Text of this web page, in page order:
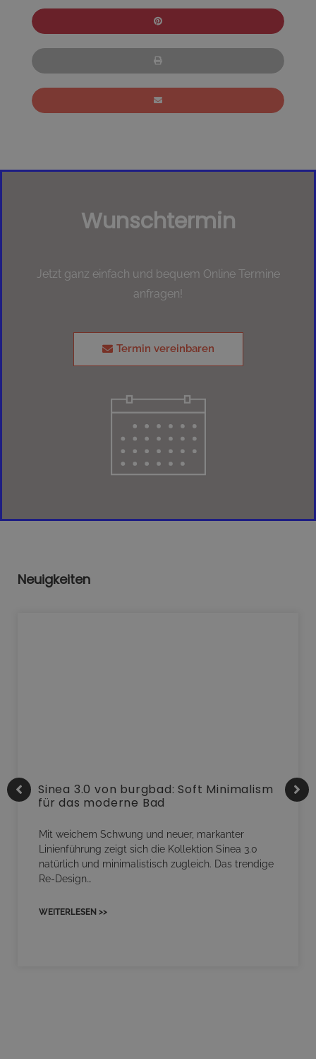
Wunschtermin
Jetzt ganz einfach und bequem Online Termine
anfragen!
Termin vereinbaren
Neuigkeiten
Sinea 3.0 von burgbad: Soft Minimalism
für das moderne Bad
Mit weichem Schwung und neuer, markanter
Linienführung zeigt sich die Kollektion Sinea 3.0
natürlich und minimalistisch zugleich. Das trendige
Re-Design…
WEITERLESEN >>